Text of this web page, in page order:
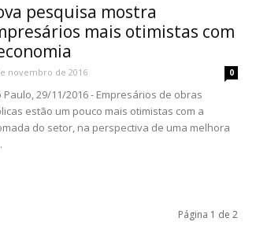
pesquisa mostra
mais otimistas com
novembro de 2016 0
Paulo, 29/11/2016 - Empresários de obras
estão um pouco mais otimistas com a
do setor, na perspectiva de uma melhora
Página 1 de 2